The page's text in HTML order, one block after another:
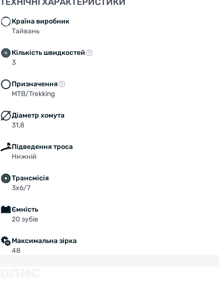
Країна виробник
Тайвань
Кількість швидкостей
3
Призначення
MTB/Trekking
Діаметр хомута
31,8
Підведення троса
Нижній
Трансмісія
3x6/7
Ємність
20 зубів
Максимальна зірка
48